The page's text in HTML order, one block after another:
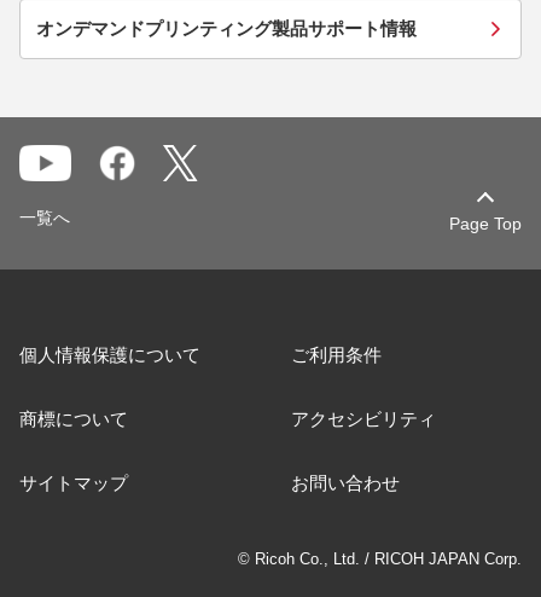
オンデマンドプリンティング製品サポート情報
Page Top
一覧へ
個人情報保護について ご利用条件
商標について アクセシビリティ
サイトマップ お問い合わせ
© Ricoh Co., Ltd. / RICOH JAPAN Corp.